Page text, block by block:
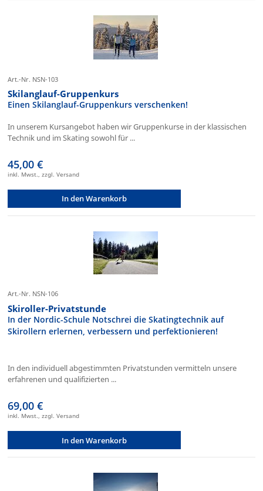
Art.-Nr. NSN-103
Skilanglauf-Gruppenkurs
Einen Skilanglauf-Gruppenkurs verschenken!
In unserem Kursangebot haben wir Gruppenkurse in der klassischen
Technik und im Skating sowohl für ...
45,00 €
inkl. Mwst., zzgl. Versand
In den Warenkorb
Art.-Nr. NSN-106
Skiroller-Privatstunde
In der Nordic-Schule Notschrei die Skatingtechnik auf
Skirollern erlernen, verbessern und perfektionieren!
In den individuell abgestimmten Privatstunden vermitteln unsere
erfahrenen und qualifizierten ...
69,00 €
inkl. Mwst., zzgl. Versand
In den Warenkorb